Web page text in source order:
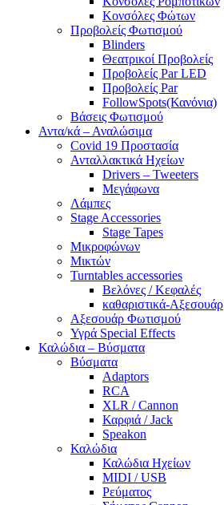
Κονσόλες Φώτων
Προβολείς Φωτισμού
Blinders
Θεατρικοί Προβολείς
Προβολείς Par LED
Προβολείς Par
FollowSpots(Κανόνια)
Βάσεις Φωτισμού
Αντα/κά – Αναλώσιμα
Covid 19 Προστασία
Ανταλλακτικά Ηχείων
Drivers – Tweeters
Μεγάφωνα
Λάμπες
Stage Accessories
Stage Tapes
Μικροφώνων
Μικτών
Turntables accessories
Βελόνες / Κεφαλές
καθαριστικά-Αξεσουάρ
Αξεσουάρ Φωτισμού
Υγρά Special Effects
Καλώδια – Βύσματα
Βύσματα
Adaptors
RCA
XLR / Cannon
Καρφιά / Jack
Speakon
Καλώδια
Καλώδια Ηχείων
MIDI / USB
Ρεύματος